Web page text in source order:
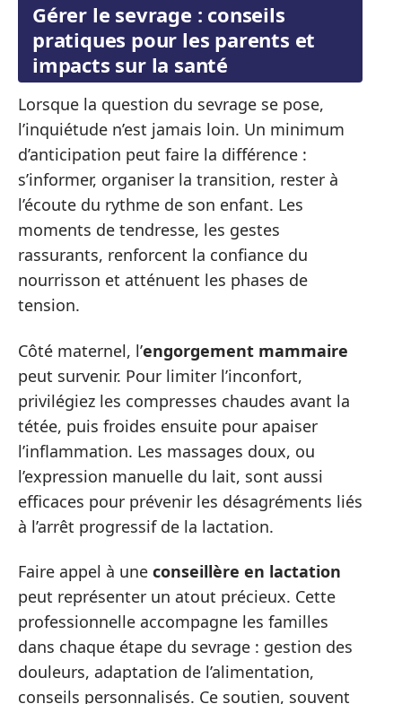
Gérer le sevrage : conseils
pratiques pour les parents et
impacts sur la santé
Lorsque la question du sevrage se pose,
l’inquiétude n’est jamais loin. Un minimum
d’anticipation peut faire la différence :
s’informer, organiser la transition, rester à
l’écoute du rythme de son enfant. Les
moments de tendresse, les gestes
rassurants, renforcent la confiance du
nourrisson et atténuent les phases de
tension.
Côté maternel, l’engorgement mammaire
peut survenir. Pour limiter l’inconfort,
privilégiez les compresses chaudes avant la
tétée, puis froides ensuite pour apaiser
l’inflammation. Les massages doux, ou
l’expression manuelle du lait, sont aussi
efficaces pour prévenir les désagréments liés
à l’arrêt progressif de la lactation.
Faire appel à une conseillère en lactation
peut représenter un atout précieux. Cette
professionnelle accompagne les familles
dans chaque étape du sevrage : gestion des
douleurs, adaptation de l’alimentation,
conseils personnalisés. Ce soutien, souvent